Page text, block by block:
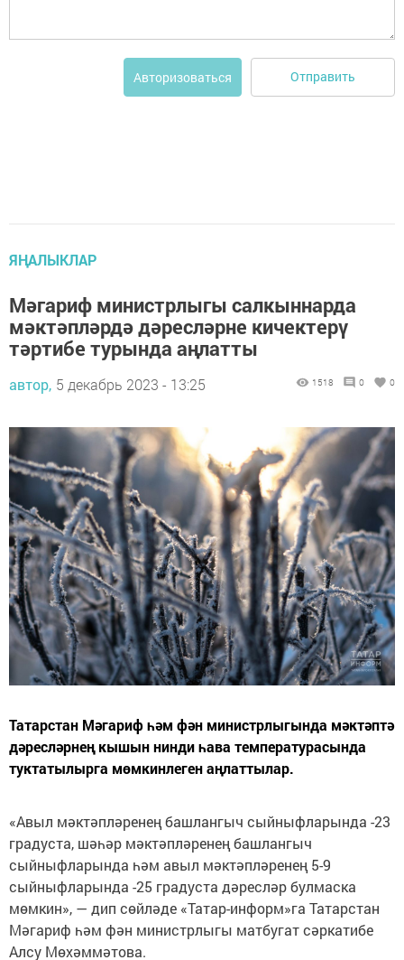
Авторизоваться Отправить
ЯҢАЛЫКЛАР
Мәгариф министрлыгы салкыннарда
мәктәпләрдә дәресләрне кичектерү
тәртибе турында аңлатты
автор, 5 декабрь 2023 - 13:25 1518 0 0
Татарстан Мәгариф һәм фән министрлыгында мәктәптә
дәресләрнең кышын нинди һава температурасында
туктатылырга мөмкинлеген аңлаттылар.
«Авыл мәктәпләренең башлангыч сыйныфларында -23
градуста, шәһәр мәктәпләренең башлангыч
сыйныфларында һәм авыл мәктәпләренең 5-9
сыйныфларында -25 градуста дәресләр булмаска
мөмкин», — дип сөйләде «Татар-информ»га Татарстан
Мәгариф һәм фән министрлыгы матбугат сәркатибе
Алсу Мөхәммәтова.